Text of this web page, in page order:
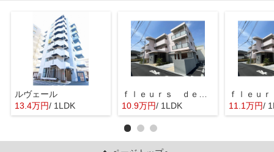
ルヴェール
13.4万円/ 1LDK
10.9万円/ 1LDK 11.1万円/